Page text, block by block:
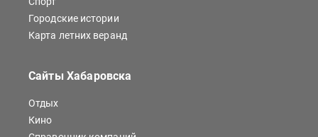
Городские истории
Карта летних веранд
Сайты Хабаровска
Отдых
Кино